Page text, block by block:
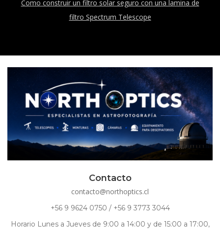
Como construir un filtro solar seguro con una lamina de
filtro Spectrum Telescope
Contacto
contacto@northoptics.cl
+56 9 9624 0750 / +56 9 3773 3044
Horario Lunes a Jueves de 9:00 a 14:00 y de 15:00 a 17:00,